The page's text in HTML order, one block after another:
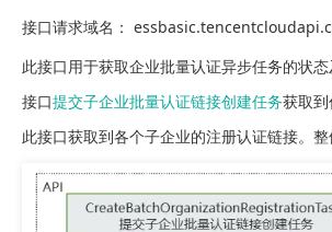
接口请求域名：
此接口用于获取企业批量认证异步任务的状
接口提交子企业批量认证链接创建任务获取
此接口获取到各个子企业的注册认证链接。整